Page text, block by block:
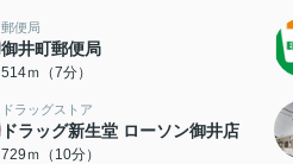
郵便局
御井町郵便局
514ｍ（7分）
ドラッグストア
ドラッグ新生堂 ローソン御井店
729ｍ（10分）